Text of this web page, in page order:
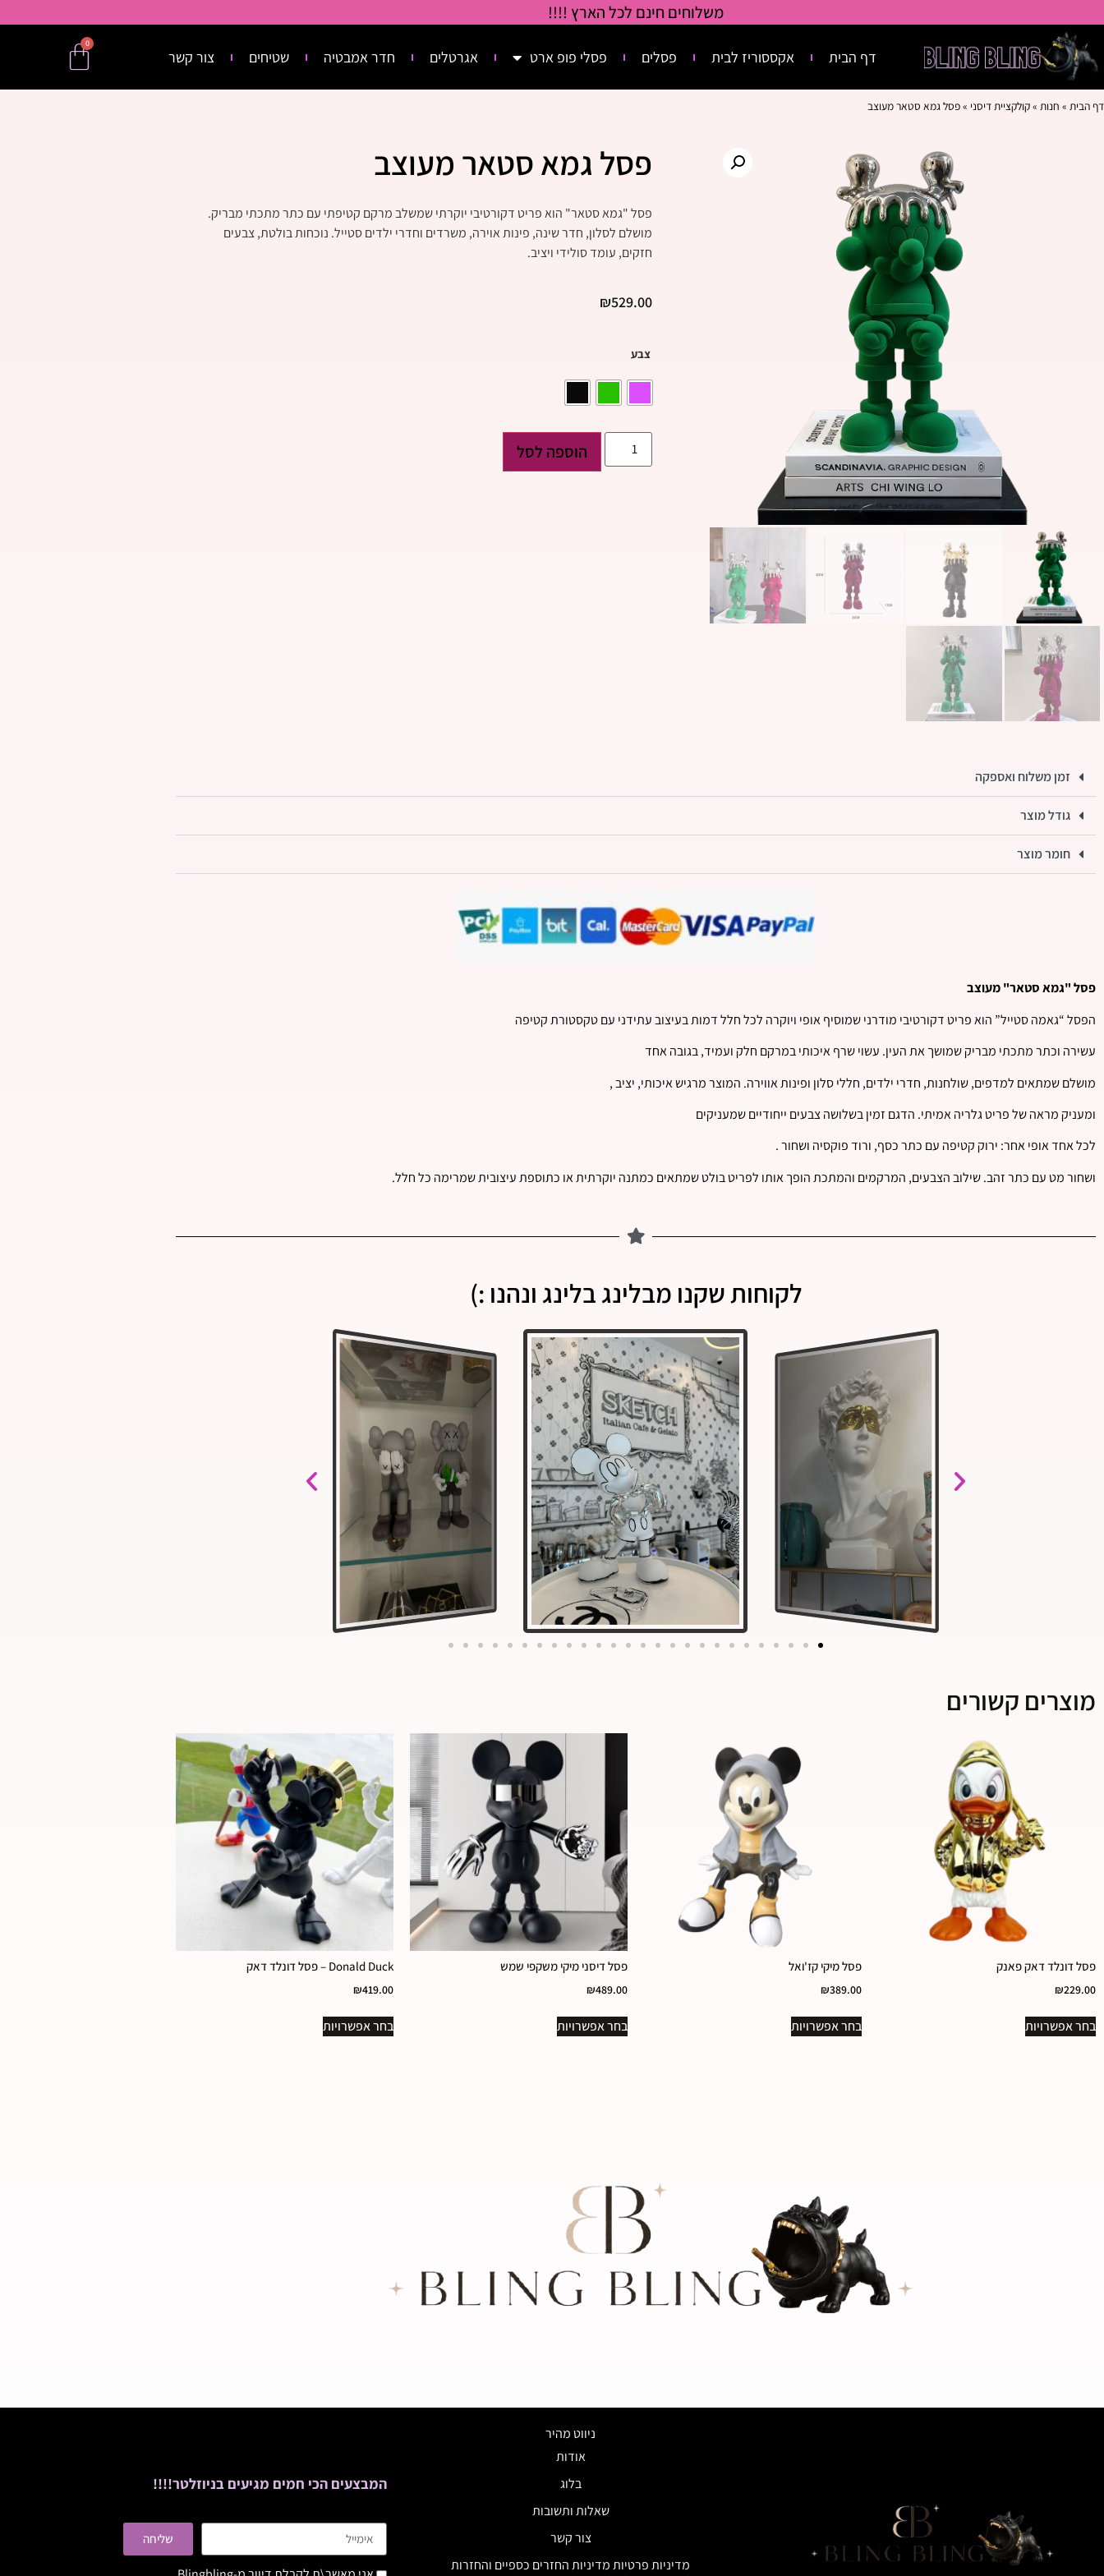
משלוחים חינם לכל הארץ !!!!
דף הבית אקססוריז לבית פסלים פסלי פופ ארט אגרטלים חדר אמבטיה שטיחים צור קשר
0
דף הבית » חנות »קולקציית דיסני »פסל גמא סטאר מעוצב
פסל גמא סטאר מעוצב
פסל "גמא סטאר" הוא פריט דקורטיבי יוקרתי שמשלב מרקם קטיפתי עם כתר מתכתי מבריק.
מושלם לסלון, חדר שינה, פינות אוירה, משרדים וחדרי ילדים סטייל. נוכחות בולטת, צבעים
חזקים, עומד סולידי ויציב.
₪529.00
צבע
הוספה לסל
זמן משלוח ואספקה
גודל מוצר
חומר מוצר
פסל "גמא סטאר" מעוצב
הפסל “גאמה סטייל” הוא פריט דקורטיבי מודרני שמוסיף אופי ויוקרה לכל חלל דמות בעיצוב עתידני עם טקסטורת קטיפה
עשירה וכתר מתכתי מבריק שמושך את העין. עשוי שרף איכותי במרקם חלק ועמיד, בגובה אחד
מושלם שמתאים למדפים, שולחנות, חדרי ילדים, חללי סלון ופינות אווירה. המוצר מרגיש איכותי, יציב ,
ומעניק מראה של פריט גלריה אמיתי. הדגם זמין בשלושה צבעים ייחודיים שמעניקים
לכל אחד אופי אחר: ירוק קטיפה עם כתר כסף, ורוד פוקסיה ושחור .
ושחור מט עם כתר זהב. שילוב הצבעים, המרקמים והמתכת הופך אותו לפריט בולט שמתאים כמתנה יוקרתית או כתוספת עיצובית שמרימה כל חלל.
לקוחות שקנו מבלינג בלינג ונהנו :)
מוצרים קשורים
פסל דונלד דאק פאנק
₪229.00
בחר אפשרויות
פסל מיקי קז'ואל
₪389.00
בחר אפשרויות
פסל דיסני מיקי משקפי שמש
₪489.00
בחר אפשרויות
Donald Duck – פסל דונלד דאק
₪419.00
בחר אפשרויות
ניווט מהיר
אודות
בלוג
שאלות ותשובות
צור קשר
מדיניות פרטיות מדיניות החזרים כספיים והחזרות
המבצעים הכי חמים מגיעים בניוזלטר!!!!
שליחה